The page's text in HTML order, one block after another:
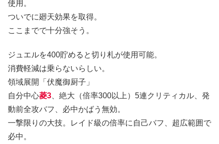
使用。
ついでに廻天効果を取得。
ここまでで十分強そう。
ジュエルを400貯めると切り札が使用可能。
消費軽減は乗らないらしい。
領域展開「伏魔御厨子」
自分中心菱3 、絶大（倍率300以上）5連クリティカル、発
動前全攻バフ、必中かばう無効。
一撃限りの大技。レイド級の倍率に自己バフ、超広範囲で
必中。